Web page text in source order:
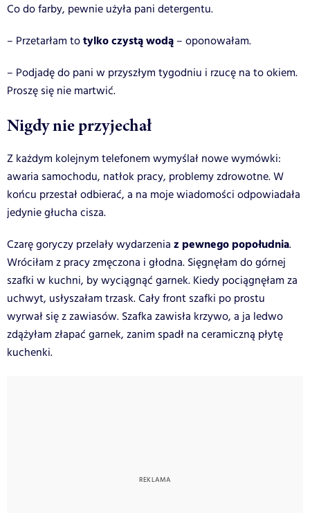
Co do farby, pewnie użyła pani detergentu.
– Przetarłam totylko czystą wodą – oponowałam.
– Podjadę do pani w przyszłym tygodniu i rzucę na to okiem.
Proszę się nie martwić.
Nigdy nie przyjechał
Z każdym kolejnym telefonem wymyślał nowe wymówki:
awaria samochodu, natłok pracy, problemy zdrowotne. W
końcu przestał odbierać, a na moje wiadomości odpowiadała
jedynie głucha cisza.
Czarę goryczy przelały wydarzenia z pewnego popołudnia.
Wróciłam z pracy zmęczona i głodna. Sięgnęłam do górnej
szafki w kuchni, by wyciągnąć garnek. Kiedy pociągnęłam za
uchwyt, usłyszałam trzask. Cały front szafki po prostu
wyrwał się z zawiasów. Szafka zawisła krzywo, a ja ledwo
zdążyłam złapać garnek, zanim spadł na ceramiczną płytę
kuchenki.